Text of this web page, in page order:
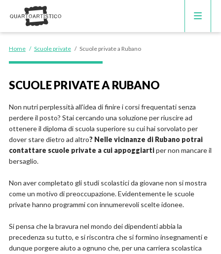
SCUOLE SERALI
Home / Scuole private / Scuole private a Rubano
SCUOLE PRIVATE A RUBANO
Non nutri perplessità all'idea di finire i corsi frequentati senza
perdere il posto? Stai cercando una soluzione per riuscire ad
ottenere il diploma di scuola superiore su cui hai sorvolato per
dover stare dietro ad altro? Nelle vicinanze di Rubano potrai
contattare scuole private a cui appoggiartiper non mancare il
bersaglio.
Non aver completato gli studi scolastici da giovane non si mostra
come un motivo di preoccupazione. Evidentemente le scuole
private hanno programmi con innumerevoli scelte idonee.
Si pensa che la bravura nel mondo dei dipendenti abbia la
precedenza su tutto, e si riscontra che si formino insegnamenti e
dunque porgere aiuto a ognuno che, per una carriera scolastica